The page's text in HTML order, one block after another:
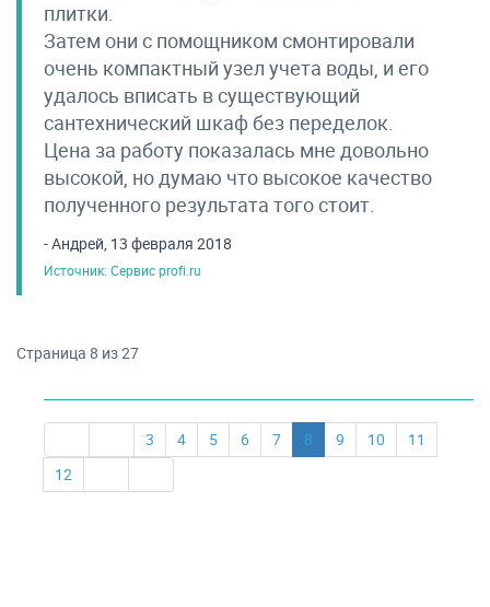
плитки.
Затем они с помощником смонтировали
очень компактный узел учета воды, и его
удалось вписать в существующий
сантехнический шкаф без переделок.
Цена за работу показалась мне довольно
высокой, но думаю что высокое качество
полученного результата того стоит.
- Андрей, 13 февраля 2018
Источник: Сервис profi.ru
Страница 8 из 27
3 4 5 6 7 8 9 10
11
12